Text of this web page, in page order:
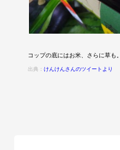
コップの底にはお米、さらに草も。
出典：けんけんさんのツイートより